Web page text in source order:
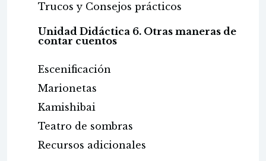
Trucos y Consejos prácticos
Unidad Didáctica 6. Otras maneras de
contar cuentos
Escenificación
Marionetas
Kamishibai
Teatro de sombras
Recursos adicionales